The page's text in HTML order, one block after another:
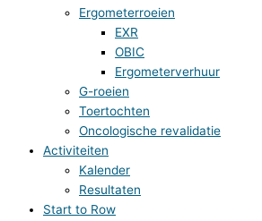
Ergometerroeien
EXR
OBIC
Ergometerverhuur
G-roeien
Toertochten
Oncologische revalidatie
Activiteiten
Kalender
Resultaten
Start to Row